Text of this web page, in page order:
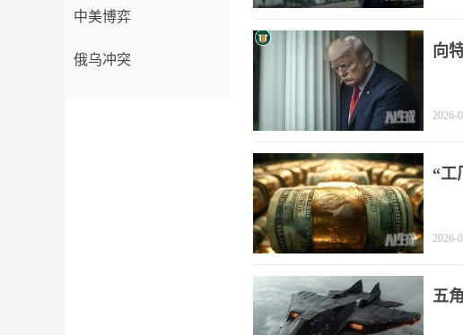
中美博弈
俄乌冲突 向
2026-
“工
2026-
五